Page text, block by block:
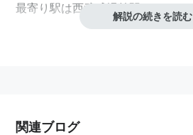
最寄り駅は西武球場前駅。
解説の続きを読む
関連ブログ